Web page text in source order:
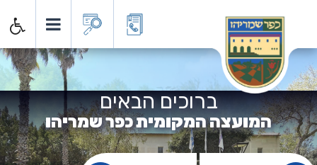
המועצה המקומית כפר
ברוכים הבאים
המועצה המקומית כפר שמריהו